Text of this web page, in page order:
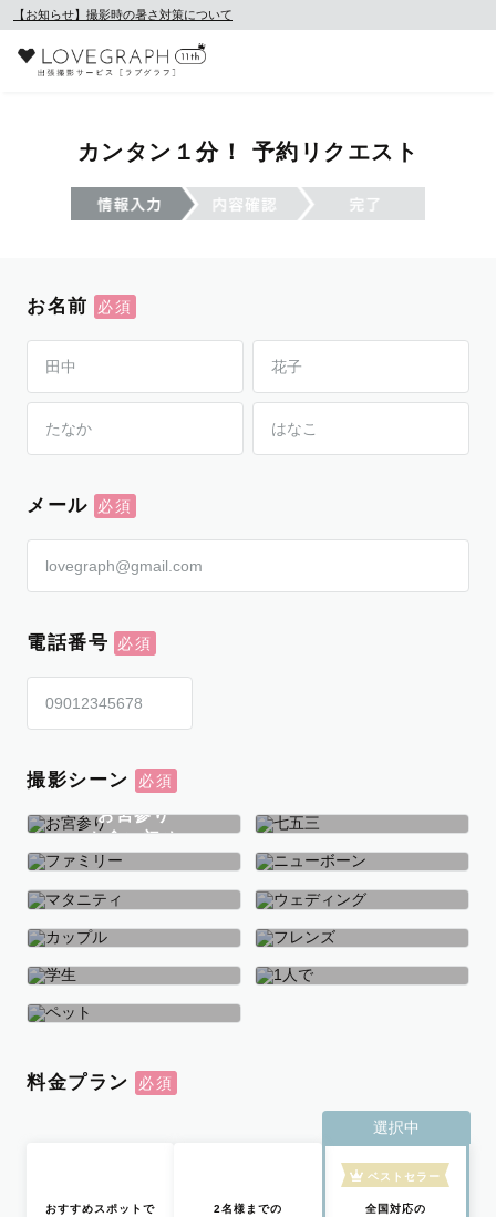
【お知らせ】撮影時の暑さ対策について
カンタン１分！ 予約リクエスト
お名前
メール
電話番号
撮影シーン
お宮参り
お食い初め
七五三
ファミリー ニューボーン
マタニティ ウェディング
カップル フレンズ
学生
料金プラン
おすすめスポットで
2名様までの
選択中
ベストセラー
全国対応の